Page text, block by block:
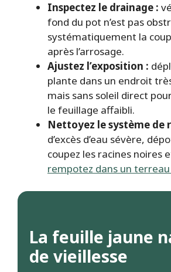
Inspectez le drainage :
fond du pot n’est pas
systématiquement la
après l’arrosage.
Ajustez l’exposition :
plante dans un endroit
mais sans soleil direct
le feuillage affaibli.
Nettoyez le système de
d’excès d’eau sévère,
coupez les racines noires
rempotez dans un
La feuille jaune
de vieillesse